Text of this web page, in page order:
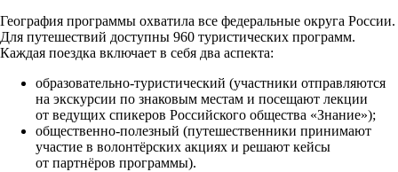
География программы охватила все федеральные округа России.
Для путешествий доступны 960 туристических программ.
Каждая поездка включает в себя два аспекта:
образовательно-туристический (участники отправляются
на экскурсии по знаковым местам и посещают лекции
от ведущих спикеров Российского общества «Знание»);
общественно-полезный (путешественники принимают
участие в волонтёрских акциях и решают кейсы
от партнёров программы).